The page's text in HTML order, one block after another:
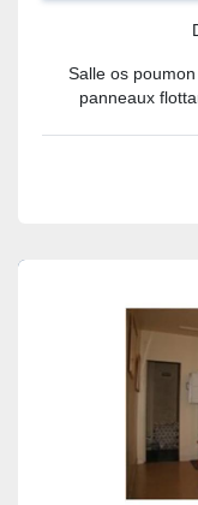
Salle os
panneaux